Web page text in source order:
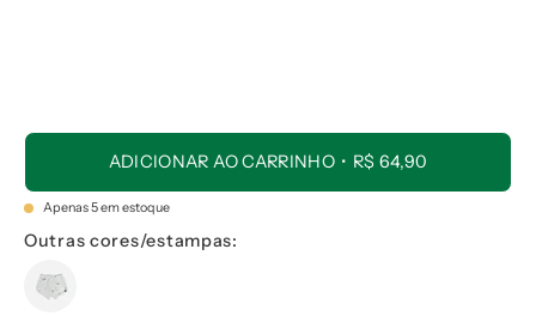
ADICIONAR AO CARRINHO R$ 64,90
Apenas5em estoque
Outras cores/estampas: